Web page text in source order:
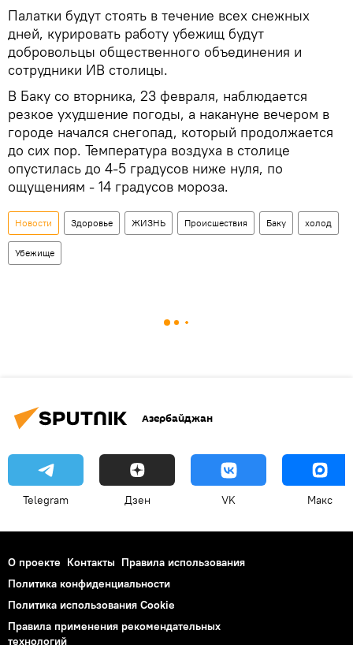
Палатки будут стоять в течение всех снежных
дней, курировать работу убежищ будут
добровольцы общественного объединения и
сотрудники ИВ столицы.
В Баку со вторника, 23 февраля, наблюдается
резкое ухудшение погоды, а накануне вечером в
городе начался снегопад, который продолжается
до сих пор. Температура воздуха в столице
опустилась до 4-5 градусов ниже нуля, по
ощущениям - 14 градусов мороза.
Новости Здоровье ЖИЗНЬ Происшествия Баку холод
Убежище
Азербайджан
Telegram Дзен VK Макс
О проекте Контакты Правила использования
Политика конфиденциальности
Политика использования Cookie
Правила применения рекомендательных
технологий